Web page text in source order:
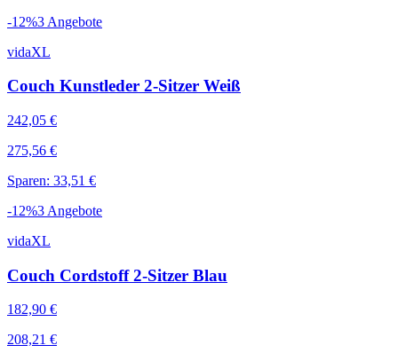
-12%3 Angebote
vidaXL
Couch Kunstleder 2-Sitzer Weiß
242,05 €
275,56 €
Sparen: 33,51 €
-12%3 Angebote
vidaXL
Couch Cordstoff 2-Sitzer Blau
182,90 €
208,21 €